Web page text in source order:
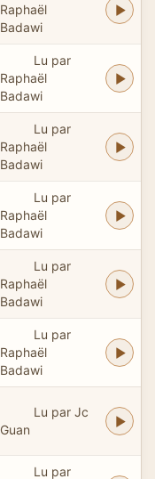
Raphaël
Badawi
Lu par
Raphaël
Badawi
Lu par
Raphaël
Badawi
Lu par
Raphaël
Badawi
Lu par
Raphaël
Badawi
Lu par
Raphaël
Badawi
Lu par Jc
Guan
Lu par